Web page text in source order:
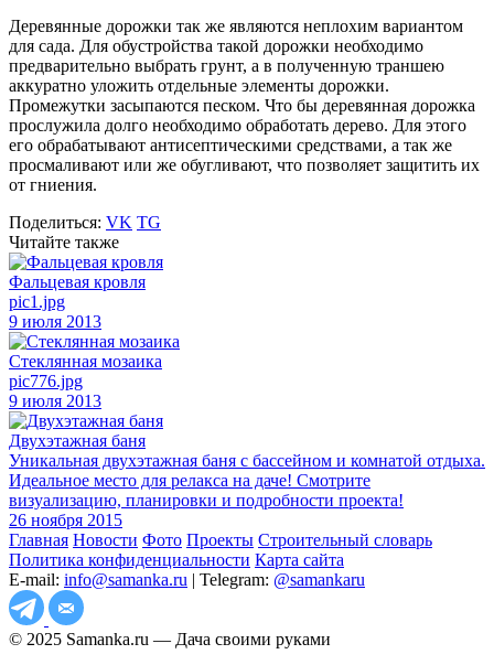
Деревянные дорожки так же являются неплохим вариантом
для сада. Для обустройства такой дорожки необходимо
предварительно выбрать грунт, а в полученную траншею
аккуратно уложить отдельные элементы дорожки.
Промежутки засыпаются песком. Что бы деревянная дорожка
прослужила долго необходимо обработать дерево. Для этого
его обрабатывают антисептическими средствами, а так же
просмаливают или же обугливают, что позволяет защитить их
от гниения.
Поделиться: VK TG
Читайте также
Фальцевая кровля
pic1.jpg
9 июля 2013
Стеклянная мозаика
pic776.jpg
9 июля 2013
Двухэтажная баня
Уникальная двухэтажная баня с бассейном и комнатой отдыха.
Идеальное место для релакса на даче! Смотрите
визуализацию, планировки и подробности проекта!
26 ноября 2015
Главная Новости Фото Проекты Строительный словарь
Политика конфиденциальности Карта сайта
E-mail: info@samanka.ru | Telegram: @samankaru
© 2025 Samanka.ru — Дача своими руками